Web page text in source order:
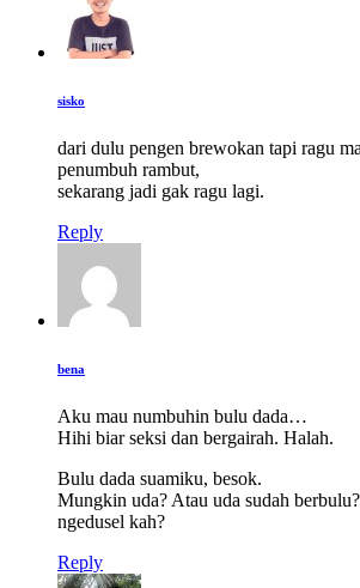
sisko
dari dulu pengen brewokan tapi ragu
penumbuh rambut,
sekarang jadi gak ragu lagi.
Reply
bena
Aku mau numbuhin bulu dada…
Hihi biar seksi dan bergairah. Halah.
Bulu dada suamiku, besok.
Mungkin uda? Atau uda sudah
ngedusel kah?
Reply